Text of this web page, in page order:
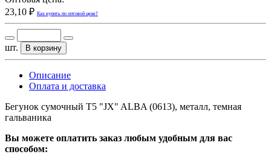
23,10 ₽ Как купить по оптовой цене?
шт. В корзину
Описание
Оплата и доставка
Бегунок сумочный Т5 "JX" ALBA (0613), металл, темная
гальваника
Вы можете оплатить заказ любым удобным для вас
способом: